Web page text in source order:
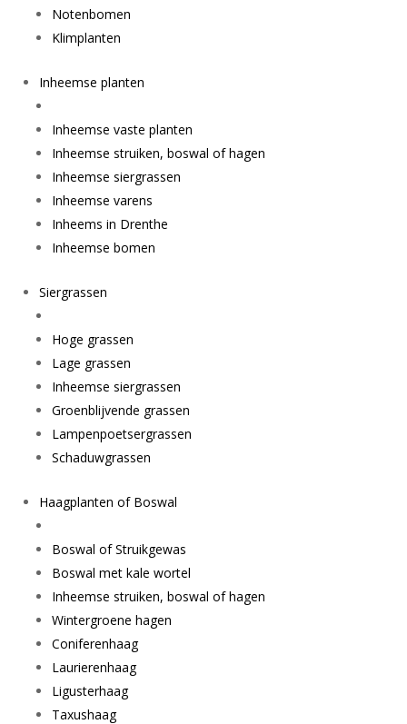
Notenbomen
Klimplanten
Inheemse planten
Inheemse vaste planten
Inheemse struiken, boswal of hagen
Inheemse siergrassen
Inheemse varens
Inheems in Drenthe
Inheemse bomen
Siergrassen
Hoge grassen
Lage grassen
Inheemse siergrassen
Groenblijvende grassen
Lampenpoetsergrassen
Schaduwgrassen
Haagplanten of Boswal
Boswal of Struikgewas
Boswal met kale wortel
Inheemse struiken, boswal of hagen
Wintergroene hagen
Coniferenhaag
Laurierenhaag
Ligusterhaag
Taxushaag